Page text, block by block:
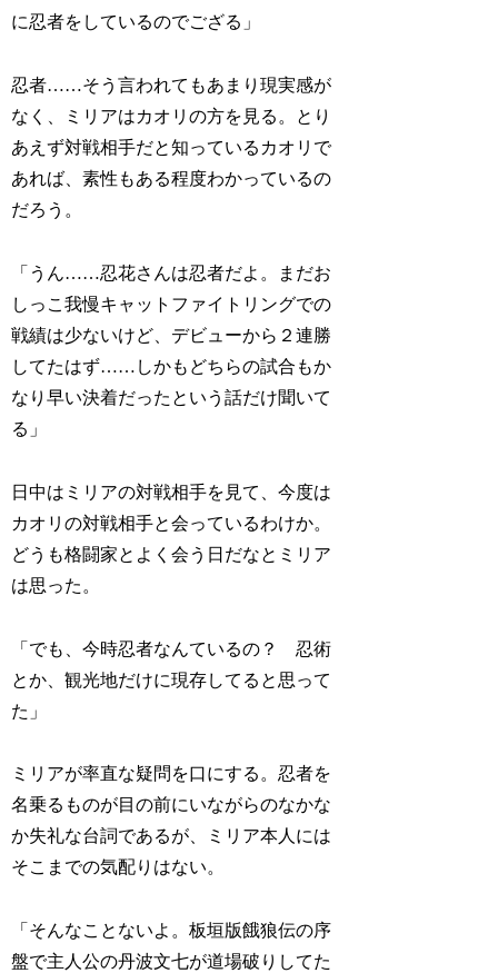
に忍者をしているのでござる」
忍者……そう言われてもあまり現実感が
なく、ミリアはカオリの方を見る。とり
あえず対戦相手だと知っているカオリで
あれば、素性もある程度わかっているの
だろう。
「うん……忍花さんは忍者だよ。まだお
しっこ我慢キャットファイトリングでの
戦績は少ないけど、デビューから２連勝
してたはず……しかもどちらの試合もか
なり早い決着だったという話だけ聞いて
る」
日中はミリアの対戦相手を見て、今度は
カオリの対戦相手と会っているわけか。
どうも格闘家とよく会う日だなとミリア
は思った。
「でも、今時忍者なんているの？ 忍術
とか、観光地だけに現存してると思って
た」
ミリアが率直な疑問を口にする。忍者を
名乗るものが目の前にいながらのなかな
か失礼な台詞であるが、ミリア本人には
そこまでの気配りはない。
「そんなことないよ。板垣版餓狼伝の序
盤で主人公の丹波文七が道場破りしてた